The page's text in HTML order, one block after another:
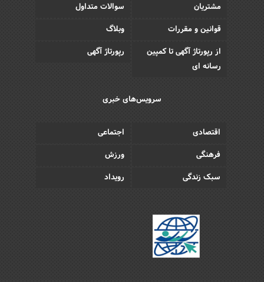
مشتریان
سوالات متداول
قوانین و مقررات
وبلاگ
از رپورتاژ آگهی تا کمپین
رسانه ای
رپورتاژ آگهی
سرویس‌های خبری
اقتصادی
اجتماعی
فرهنگی
ورزش
سبک زندگی
رویداد